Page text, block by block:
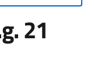
21